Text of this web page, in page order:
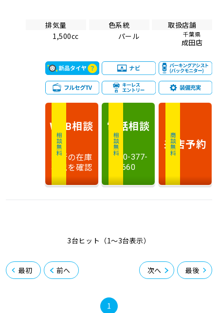
排気量
1,500cc
色系統
パール
取扱店舗
千葉県
成田店
相談無料
WEB相談
最新の在庫
状況を確認
相談無料
電話相談
0120-377-
660
商談無料
来店予約
3台ヒット（1〜3台表示）
最初 前へ
1
次へ 最後